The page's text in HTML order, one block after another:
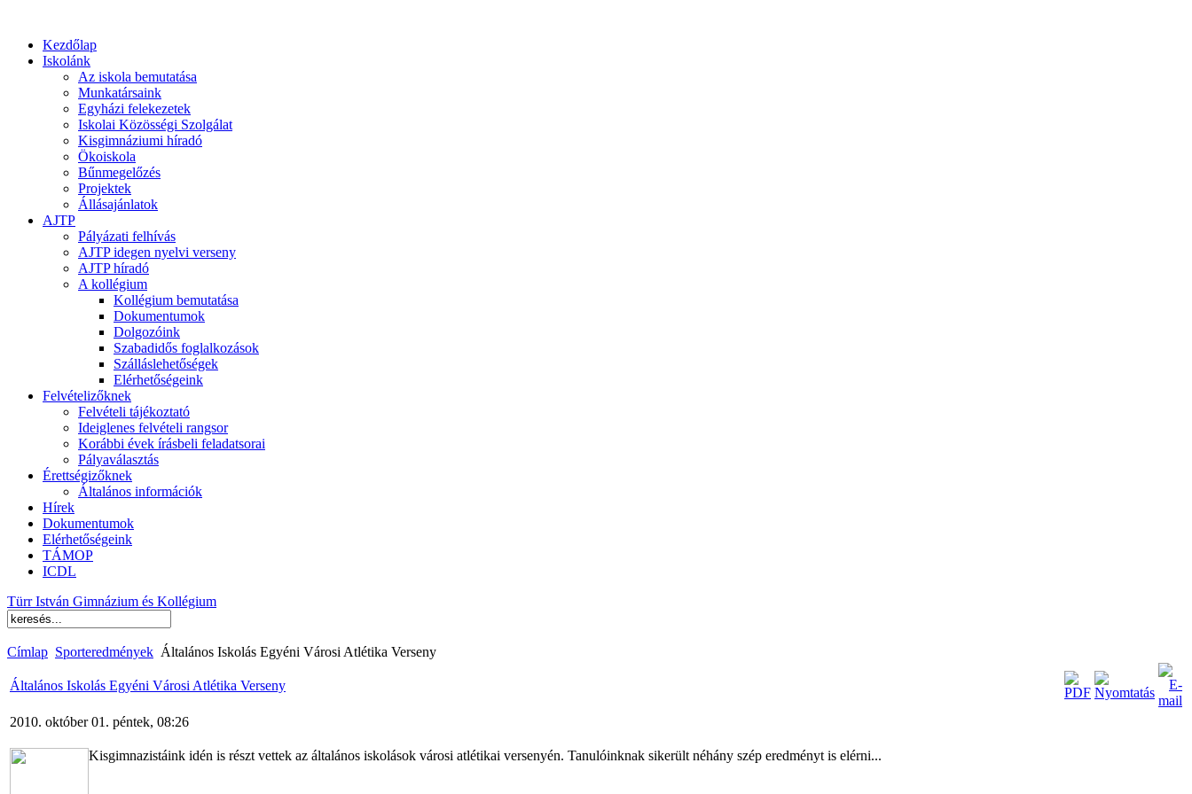
Kezdőlap
Iskolánk
Az iskola bemutatása
Munkatársaink
Egyházi felekezetek
Iskolai Közösségi Szolgálat
Kisgimnáziumi híradó
Ökoiskola
Bűnmegelőzés
Projektek
Állásajánlatok
AJTP
Pályázati felhívás
AJTP idegen nyelvi verseny
AJTP híradó
A kollégium
Kollégium bemutatása
Dokumentumok
Dolgozóink
Szabadidős foglalkozások
Szálláslehetőségek
Elérhetőségeink
Felvételizőknek
Felvételi tájékoztató
Ideiglenes felvételi rangsor
Korábbi évek írásbeli feladatsorai
Pályaválasztás
Érettségizőknek
Általános információk
Hírek
Dokumentumok
Elérhetőségeink
TÁMOP
ICDL
Türr István Gimnázium és Kollégium
Címlap Sporteredmények Általános Iskolás Egyéni Városi Atlétika Verseny
Általános Iskolás Egyéni Városi Atlétika Verseny
2010. október 01. péntek, 08:26
Kisgimnazistáink idén is részt vettek az általános iskolások városi atlétikai versenyén. Tanulóinknak sikerült néhány szép eredményt is elérni...